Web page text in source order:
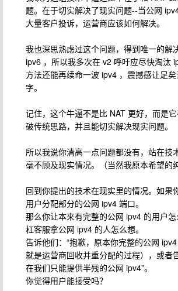
题。在于切实解决了现实问题--当公网
大量客户投诉，运营商应该如何解决。
我也深思熟虑过这个问题，得到唯一的解
ipv6 ，所以我多次在 v2 呼吁应尽快淘汰
方法还能再续命一波 ipv4 ，震撼感让足
字。
记住，这个牛逼不是比 NAT 更好，而是
破传统思路，并且能切实解决现实问题。
所以我说你清高一点问题都没有，站在技
毫不顾及现实情况。（当然我原本希望的
回到你提出的技术在现实里的情况。如果
用户分配部分的公网 ipv4 端口。
那么你让本来有完整的公网 ipv4 的用户
杠客服拿公网 ipv4 的人怎么想。
告诉他们：“抱歉，原本你完整的公网
就是运营商回收并重分配的过程），或者
在我们只能提供半残的公网 ipv4”。
你觉得用户能接受吗？